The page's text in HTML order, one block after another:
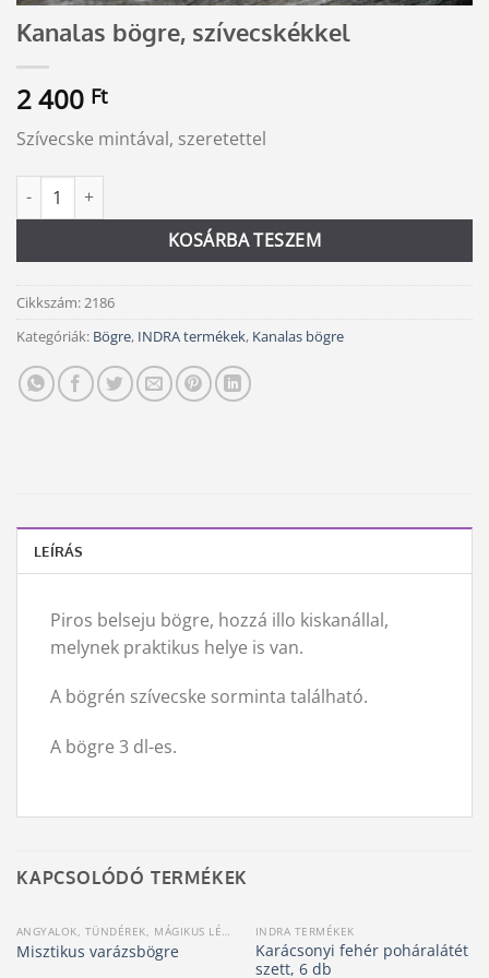
Kanalas bögre, szívecskékkel
2 400 Ft
Szívecske mintával, szeretettel
Kanalas bögre, szívecskékkel mennyiség
KOSÁRBA TESZEM
Alternative:
Cikkszám: 2186
Kategóriák: Bögre, INDRA termékek, Kanalas bögre
LEÍRÁS
Piros belseju bögre, hozzá illo kiskanállal,
melynek praktikus helye is van.
A bögrén szívecske sorminta található.
A bögre 3 dl-es.
KAPCSOLÓDÓ TERMÉKEK
ANGYALOK, TÜNDÉREK, MÁGIKUS LÉNYEK
Misztikus varázsbögre
INDRA TERMÉKEK
Karácsonyi fehér poháralátét
szett, 6 db